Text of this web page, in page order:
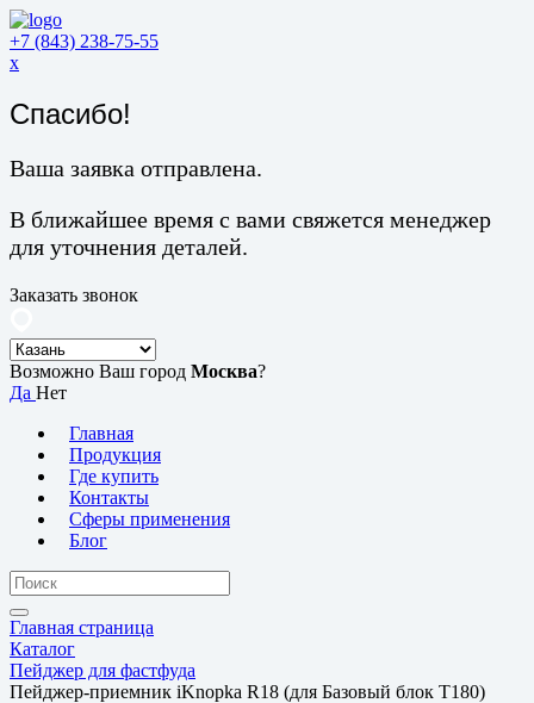
+7 (843) 238-75-55
x
Спасибо!
Ваша заявка отправлена.
В ближайшее время с вами свяжется менеджер
для уточнения деталей.
Заказать звонок
Возможно Ваш город Москва?
Да Нет
Главная
Продукция
Где купить
Контакты
Сферы применения
Блог
Главная страница
Каталог
Пейджер для фастфуда
Пейджер-приемник iKnopka R18 (для Базовый блок T180)